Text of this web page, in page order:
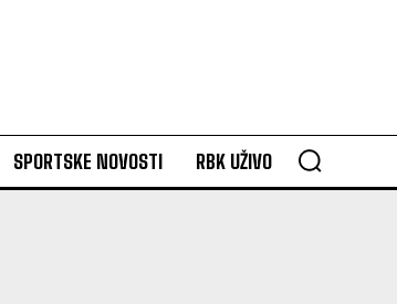
SPORTSKE NOVOSTI RBK UŽIVO